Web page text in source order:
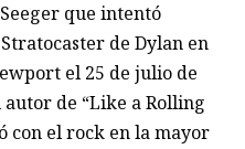
que intentó
de Dylan en
el 25 de julio de
autor de “Like a Rolling
con el rock en la mayor